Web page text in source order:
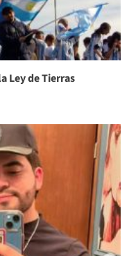
Ley de Tierras